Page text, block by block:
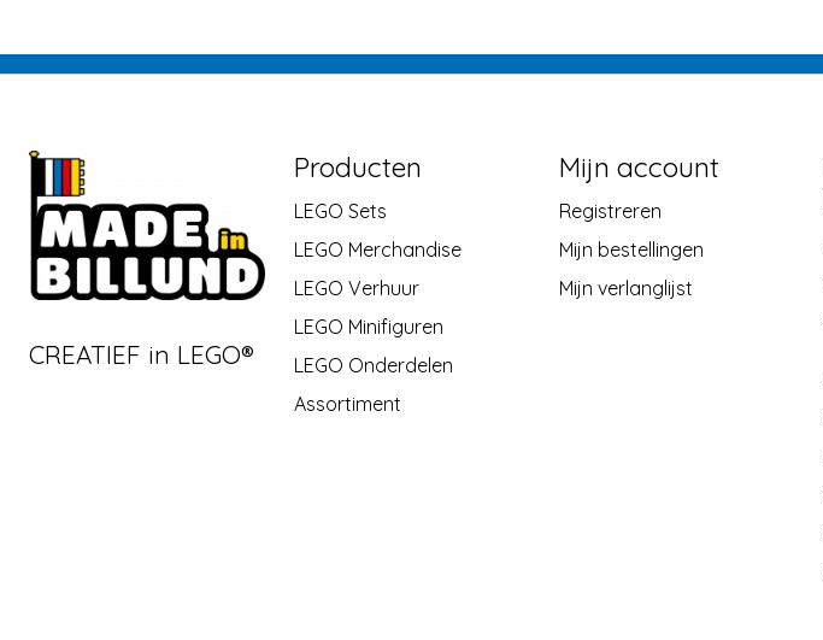
CREATIEF in LEGO®
Producten
LEGO Sets
LEGO Merchandise
LEGO Verhuur
LEGO Minifiguren
LEGO Onderdelen
Assortiment
Mijn account
Registreren
Mijn bestellingen
Mijn verlanglijst